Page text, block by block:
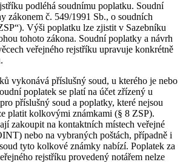
podléhá soudnímu poplatku. Soudní
zákonem č. 549/1991 Sb., o soudních
Výši poplatku lze zjistit v Sazebníku
tohoto zákona. Soudní poplatky a návrh
veřejného rejstříku upravuje konkrétně
vykonává příslušný soud, u kterého je nebo
poplatek se platí na účet zřízený u
příslušný soud a poplatky, které nejsou
platit kolkovými známkami (§ 8 ZSP).
zakoupit na kontaktních místech veřejné
nebo na vybraných poštách, případně i
tyto kolkové známky nabízí. Poplatek za
rejstříku provedený notářem nelze